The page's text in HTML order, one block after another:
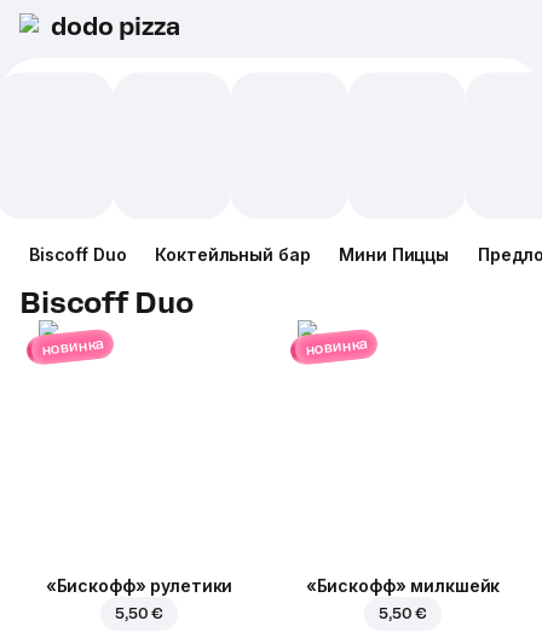
dodo pizza
Biscoff Duo Коктейльный бар Мини Пиццы
Biscoff Duo
новинка
«Бискофф» рулетики
5,50 €
новинка
«Бискофф» милкшейк
5,50 €